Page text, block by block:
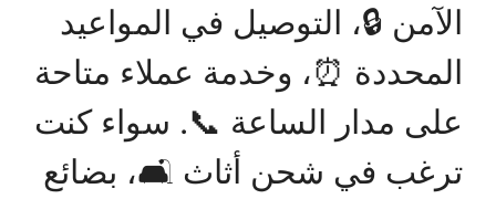
الآمن 🔒، التوصيل في المواعيد
المحددة ⏰، وخدمة عملاء متاحة
على مدار الساعة 📞. سواء كنت
ترغب في شحن أثاث 🛋️، بضائع